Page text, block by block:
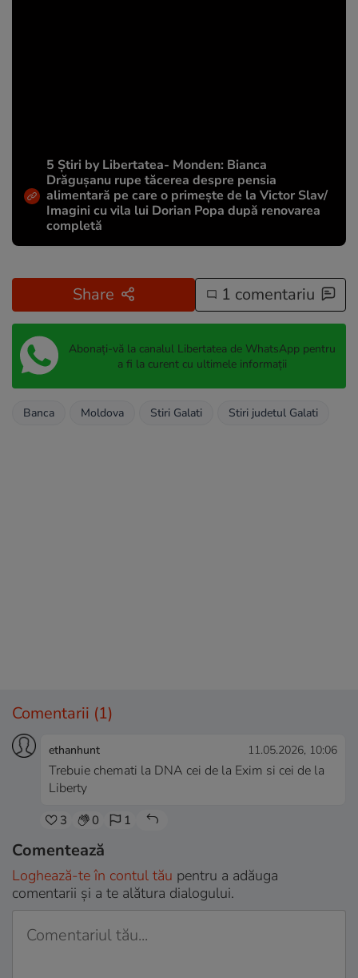
5 Știri by Libertatea- Monden: Bianca
Drăgușanu rupe tăcerea despre pensia
alimentară pe care o primește de la Victor Slav/
Imagini cu vila lui Dorian Popa după renovarea
completă
Share 1 comentariu
Abonați-vă la canalul Libertatea de WhatsApp pentru
a fi la curent cu ultimele informații
Banca Moldova Stiri Galati Stiri judetul Galati
Comentarii (1)
ethanhunt 11.05.2026, 10:06
Trebuie chemati la DNA cei de la Exim si cei de la
Liberty
3 0 1
Comentează
Loghează-te în contul tău pentru a adăuga
comentarii și a te alătura dialogului.